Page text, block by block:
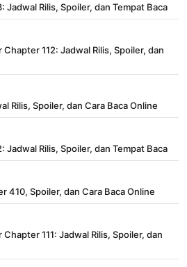
Rilis, Spoiler, dan Tempat Baca
112: Jadwal Rilis, Spoiler, dan
Rilis, Spoiler, dan Cara Baca Online
Rilis, Spoiler, dan Tempat Baca
410, Spoiler, dan Cara Baca Online
111: Jadwal Rilis, Spoiler, dan